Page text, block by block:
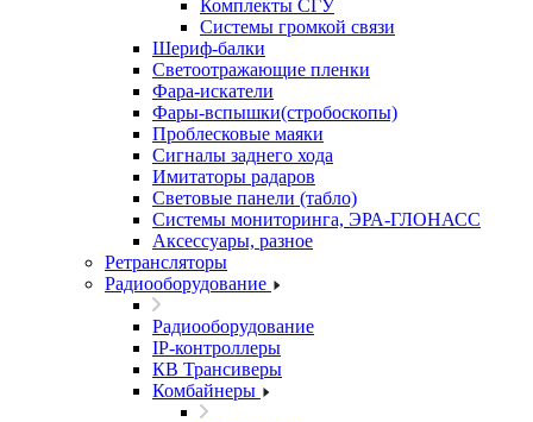
Комплекты СГУ
Системы громкой связи
Шериф-балки
Светоотражающие пленки
Фара-искатели
Фары-вспышки(стробоскопы)
Проблесковые маяки
Сигналы заднего хода
Имитаторы радаров
Световые панели (табло)
Системы мониторинга, ЭРА-ГЛОНАСС
Аксессуары, разное
Ретрансляторы
Радиооборудование
Радиооборудование
IP-контроллеры
КВ Трансиверы
Комбайнеры